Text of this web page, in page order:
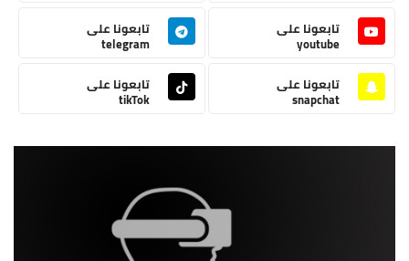
تابعونا على
youtube
تابعونا على
telegram
تابعونا على
snapchat
تابعونا على
tikTok